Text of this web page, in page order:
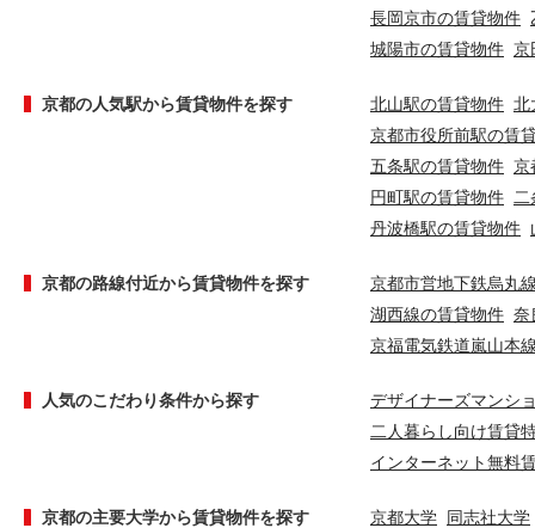
長岡京市の賃貸物件
城陽市の賃貸物件 京
京都の人気駅から賃貸物件を探す 北山駅の賃貸物件 北
京都市役所前駅の賃
五条駅の賃貸物件 京
円町駅の賃貸物件
丹波橋駅の賃貸物件
京都の路線付近から賃貸物件を探す
京都市営地下鉄烏丸
湖西線の賃貸物件 奈
京福電気鉄道嵐山本
人気のこだわり条件から探す
デザイナーズマンシ
二人暮らし向け賃貸
インターネット無料
京都の主要大学から賃貸物件を探す 京都大学 同志社大学